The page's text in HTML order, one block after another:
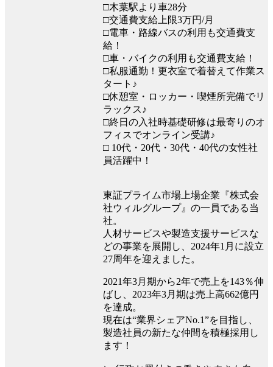
□木葉駅より車28分
□交通費支給上限3万円/月
□電車・路線バスの利用も交通費支
給！
□車・バイクの利用も交通費支給！
□私服通勤！更衣室で着替えて作業ス
タート♪
□休憩室・ロッカー・喫煙所完備でリ
ラックス♪
□終日の入社時基礎研修は最寄りのオ
フィスでオンライン受講♪
□ 10代・20代・30代・40代の女性社
員活躍中！
東証プライム市場上場企業『株式会
社ウィルグループ』の一員である当
社。
人材サービスや製造支援サービスな
どの事業を展開し、2024年1月に設立
27周年を迎えました。
2021年3月期から2年で売上を143％伸
ばし、2023年3月期は売上高662億円
を達成。
現在は“業界シェアNo.1”を目指し、
製造社員の新たな仲間を積極採用し
ます！